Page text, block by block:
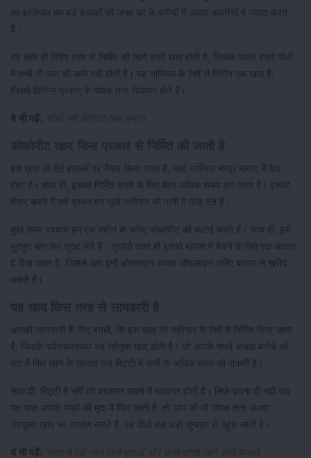
का इस्तेमाल हम बड़े इलाकों की जगह घर के बगीचों में अथवा क्यारियों में ज्यादा करते
हैं।
यह बेहद ही विशेष तरह से निर्मित की जाने वाली खाद होती है, जिसके चलते हमारे पौधों
में कभी भी जल की कमी नहीं होती है। यह नारियल के रेशों से निर्मित एक खाद है,
जिसमें विभिन्न प्रकार के पोषक तत्व विघमान होते हैं।
ये भी पढ़ें: सीखें वर्मी कंपोस्ट खाद बनाना
इस खाद को ऐसे इलाकों पर तैयार किया जाता है, जहां नारियल भरपूर मात्रा में पैदा
होता है। साथ ही, इसको निर्मित करने के लिए बेहद अधिक समय लग जाता है। इसको
तैयार करने में सर्व प्रथम हम सूखे नारियल को पानी में छोड़ देते हैं।
कुछ समय पश्चात हम एक मशीन के जरिए कोकोपीट की कटाई करते हैं। साथ ही, इसे
भुरभुरा बना कर सुखा लेते हैं। सुखाते वक्त ही इनको बाजार में बेचने के लिए एक आकार
दे दिया जाता है, जिससे आप इन्हें ऑनलाइन अथवा ऑफलाइन जरिए बाजार से खरीद
सकते हैं।
आपकी जानकारी के लिए बतादें, कि इस खाद को नारियल के रेशों से निर्मित किया जाता
है, जिसके परिणामस्वरूप यह रेशेनुमा खाद होती है। जो आपके गमले अथवा बगीचे की
मृदा में मिल जाने के उपरांत उस मिट्टी में पानी के अधिक बहाव को रोकती है।
साथ ही, मिट्टी में नमी को बरकरार रखने में मददगार होती है। सिर्फ इतना ही नहीं जब
यह खाद आपके गमले की मृदा में मिल जाती है, तो आप जो भी पोषक तत्व अथवा
उपयुक्त खाद का उपयोग करते हैं, वह पौधों तक बड़ी सुगमता से पहुंच जाती है।
ये भी पढ़ें: भारत में पाई जाने वाली मृदाओं और उनमें उगाई जाने वाली फसलें